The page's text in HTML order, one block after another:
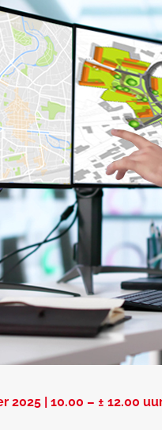
2025 | 10.00 – ± 12.00 uur